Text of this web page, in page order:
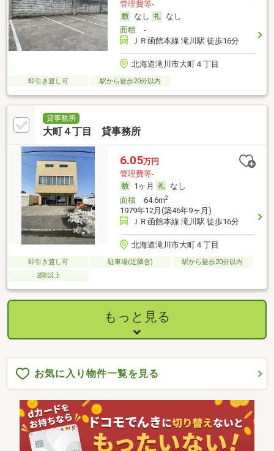
管理費等-
なし
なし
面積-
ＪＲ函館本線 滝川駅 徒歩16分
北海道滝川市大町４丁目
即引き渡し可 駅から徒歩20分以内
貸事務所
大町４丁目 貸事務所
6.05万円
管理費等-
1ヶ月
なし
面積64.6m2
1979年12月(築46年9ヶ月)
ＪＲ函館本線 滝川駅 徒歩16分
北海道滝川市大町４丁目
即引き渡し可 駐車場(近隣含)
駅から徒歩20分以内
2階以上
もっと見る
お気に入り物件一覧を見る